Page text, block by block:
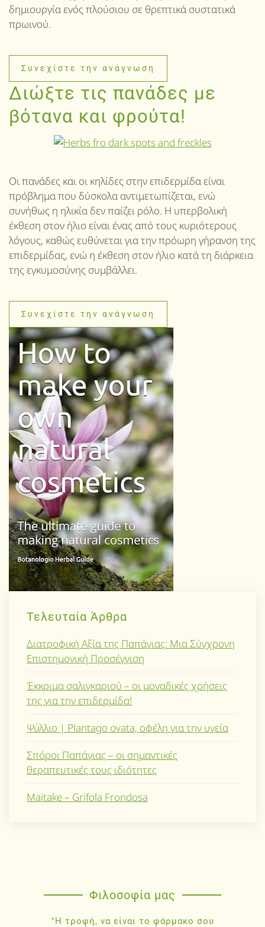
δημιουργία ενός πλούσιου σε θρεπτικά συστατικά
πρωινού.
Συνεχίστε την ανάγνωση
Διώξτε τις πανάδες με
βότανα και φρούτα!
Οι πανάδες και οι κηλίδες στην επιδερμίδα είναι
πρόβλημα που δύσκολα αντιμετωπίζεται, ενώ
συνήθως η ηλικία δεν παίζει ρόλο. Η υπερβολική
έκθεση στον ήλιο είναι ένας από τους κυριότερους
λόγους, καθώς ευθύνεται για την πρόωρη γήρανση της
επιδερμίδας, ενώ η έκθεση στον ήλιο κατά τη διάρκεια
της εγκυμοσύνης συμβάλλει.
Συνεχίστε την ανάγνωση
Τελευταία Άρθρα
Διατροφική Αξία της Παπάγιας: Μια Σύγχρονη
Επιστημονική Προσέγγιση
Έκκριμα σαλιγκαριού – οι μοναδικές χρήσεις
της για την επιδερμίδα!
Ψύλλιο | Plantago ovata, οφέλη για την υγεία
Σπόροι Παπάγιας – οι σημαντικές
θεραπευτικές τους ιδιότητες
Maitake – Grifola Frondosa
Φιλοσοφία μας
"Η τροφή, να είναι το φάρμακο σου